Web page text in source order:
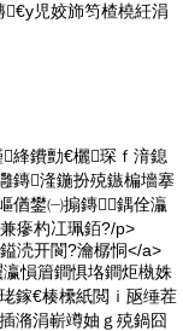
児姣斾笉楂橈紝涓
綘鐨勯€欐琛ｆ湇鎴
鏄湰鍦扮殑鏃楄墻搴
偤鐢㈠搧鏄鍝佺灜
瘮杓冮珮銆?/p>
涜开閬?瀹樼恫</a>
愪篃鐧惧垎鐧炬槸姝
鎵€楱欙紙閲ｉ瓪缍茬
潃涓嶄竴妯ｇ殑鍋囧